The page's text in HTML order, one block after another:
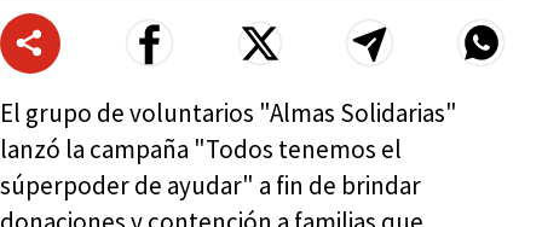
El grupo de voluntarios "Almas Solidarias"
lanzó la campaña "Todos tenemos el
súperpoder de ayudar" a fin de brindar